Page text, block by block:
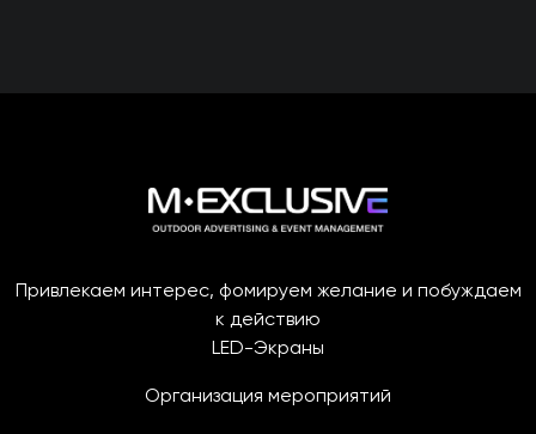
Привлекаем интерес, фомируем желание и побуждаем
к действию
LED-Экраны
Организация мероприятий